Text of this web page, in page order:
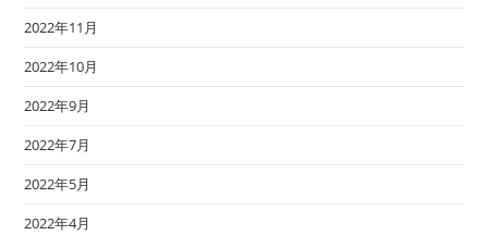
2022年11月
2022年10月
2022年9月
2022年7月
2022年5月
2022年4月